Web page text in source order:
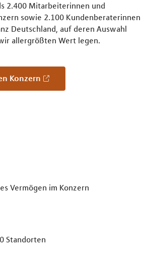
Vermögen im Konzern
Standorten
2.400 Mitarbeiterinnen und
sowie 2.100 Kundenberaterinnen
Deutschland, auf deren Auswahl
allergrößten Wert legen.
Konzern